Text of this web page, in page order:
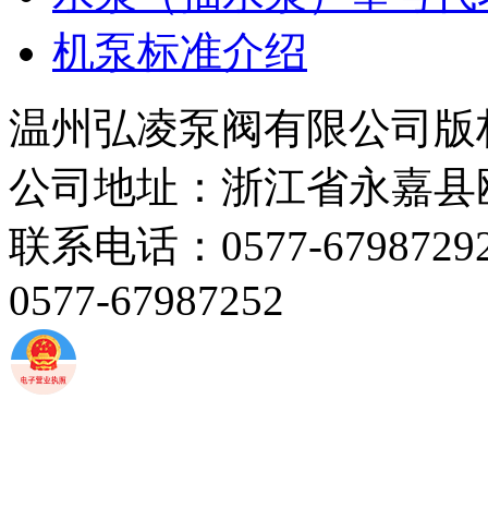
机泵标准介绍
温州弘凌泵阀有限公司
公司地址：浙江省永嘉
联系电话：0577-
0577-67987252